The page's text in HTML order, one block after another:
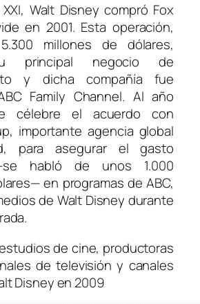
Walt Disney compró Fox
en 2001. Esta operación,
millones de dólares,
principal negocio de
y dicha compañía fue
Family Channel. Al año
célebre el acuerdo con
importante agencia global
para asegurar el gasto
habló de unos 1.000
en programas de ABC,
de Walt Disney durante
de cine, productoras
de televisión y canales
Disney en 2009